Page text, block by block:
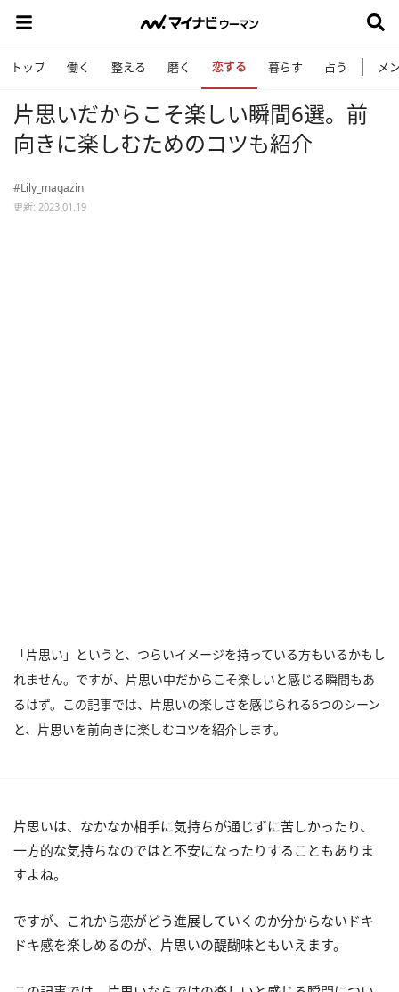
トップ 働く 整える 磨く 恋する 暮らす 占う メ
片思いだからこそ楽しい瞬間6選。前
向きに楽しむためのコツも紹介
#Lily_magazin
更新: 2023.01.19
「片思い」というと、つらいイメージを持っている方もいるかもし
れません。ですが、片思い中だからこそ楽しいと感じる瞬間もあ
るはず。この記事では、片思いの楽しさを感じられる6つのシーン
と、片思いを前向きに楽しむコツを紹介します。
片思いは、なかなか相手に気持ちが通じずに苦しかったり、
一方的な気持ちなのではと不安になったりすることもありま
すよね。
ですが、これから恋がどう進展していくのか分からないドキ
ドキ感を楽しめるのが、片思いの醍醐味ともいえます。